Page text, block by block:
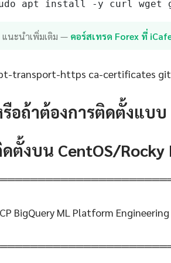
apt install -y curl wget
แนะนำเพิ่มเติม — คอร์สเทรด Forex ที่
transport-https ca-certificates git
อถ้าต้องการติดตั้งแบบ
ตั้งบน CentOS/
BigQuery ML Platform